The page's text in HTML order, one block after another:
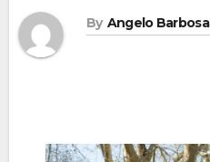
By Angelo Barbosa